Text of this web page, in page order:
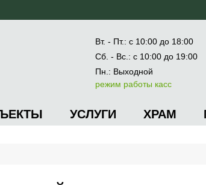
Вт. - Пт.: с 10:00 до 18:00
Сб. - Вс.: с 10:00 до 19:00
Пн.: Выходной
режим работы касс
УСЛУГИ ХРАМ